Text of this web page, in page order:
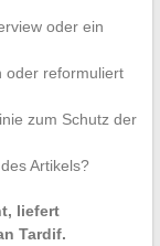
oder ein
oder reformuliert
zum Schutz der
Artikels?
liefert
Tardif.